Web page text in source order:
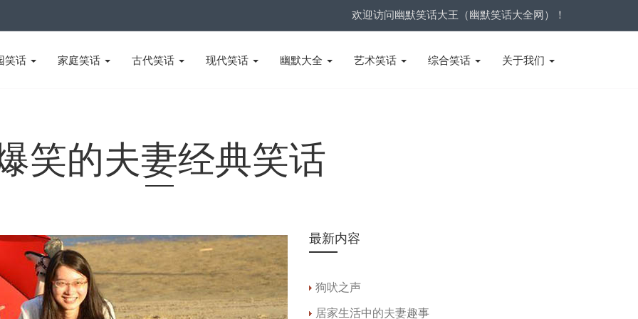
欢迎访问幽默笑话大王（幽默笑话大全网）！
笑话 家庭笑话 古代笑话 现代笑话 幽默大全 艺术笑话 综合笑话 关于我们
笑的夫妻经典笑话
最新内容
狗吠之声
居家生活中的夫妻趣事